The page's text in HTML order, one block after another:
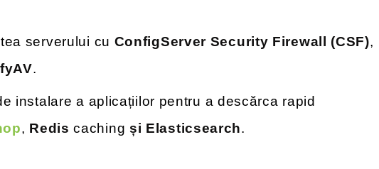
serverului cu ConfigServer Security Firewall (CSF),
.
instalare a aplicațiilor pentru a descărca rapid
, Redis caching și Elasticsearch.